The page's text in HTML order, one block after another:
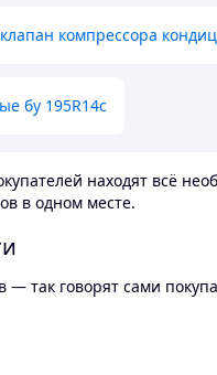
компрессора
бу 195R14c
находят всё
в одном месте.
так говорят сами